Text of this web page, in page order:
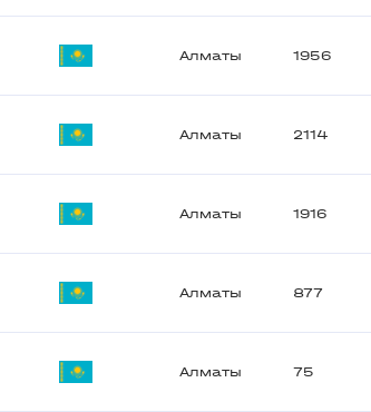
Алматы 1956
Алматы 2114
Алматы 1916
Алматы 877
Алматы 75